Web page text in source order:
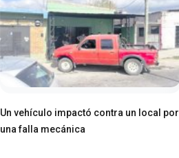
Un vehículo impactó contra un local por
una falla mecánica